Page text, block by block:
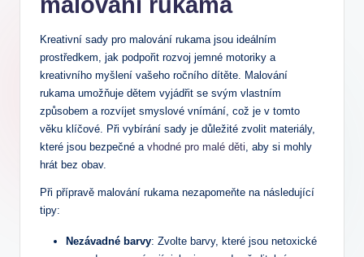
Kreativní sady pro malování rukama jsou ideálním
prostředkem, jak podpořit ​rozvoj jemné motoriky a
kreativního myšlení vašeho ročního dítěte. ⁤Malování
rukama umožňuje‍ dětem vyjádřit se svým vlastním
způsobem a rozvíjet smyslové vnímání,⁤ což je v tomto
věku klíčové. Při vybírání sady je ‍důležité zvolit materiály,‌
které jsou bezpečné a vhodné pro malé děti, aby⁢ si mohly
hrát bez obav.
Při přípravě malování rukama nezapomeňte ​na ⁢následující
tipy:
Nezávadné barvy: ‍Zvolte barvy, ⁣které jsou netoxické